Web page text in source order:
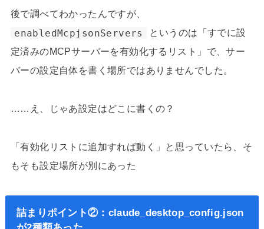
後で調べてわかったんですが、
enabledMcpjsonServers
というのは「すでに設
定済みのMCPサーバーを有効化するリスト」で、サー
バーの設定自体を書く場所ではありませんでした。
……え、じゃあ設定はどこに書くの？
「有効化リストに追加すれば動く」と思っていたら、そ
もそも設定場所が別にあった
詰まりポイント②：claude_desktop_config.json